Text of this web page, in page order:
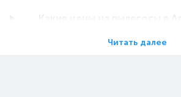
Какие цены на пылесосы в
Читать далее